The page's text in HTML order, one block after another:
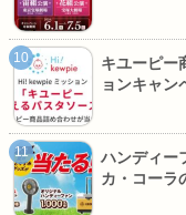
キユーピー
ョンキャン
ハンディー
カ・コーラ